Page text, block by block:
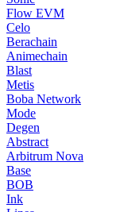
Flow EVM
Celo
Berachain
Animechain
Blast
Metis
Boba Network
Mode
Degen
Abstract
Arbitrum Nova
Base
BOB
Ink